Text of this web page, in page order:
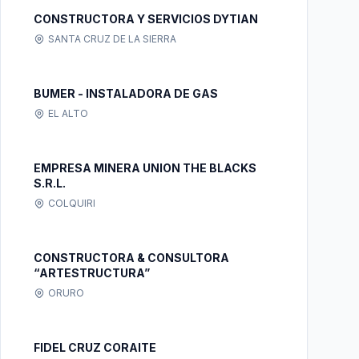
CONSTRUCTORA Y SERVICIOS DYTIAN
SANTA CRUZ DE LA SIERRA
BUMER - INSTALADORA DE GAS
EL ALTO
EMPRESA MINERA UNION THE BLACKS
S.R.L.
COLQUIRI
CONSTRUCTORA & CONSULTORA
“ARTESTRUCTURA”
ORURO
FIDEL CRUZ CORAITE